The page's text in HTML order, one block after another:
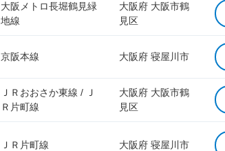
大阪メトロ長堀鶴見緑
地線
大阪府 大阪市鶴
見区
京阪本線 大阪府 寝屋川市
ＪＲおおさか東線 / Ｊ
Ｒ片町線
大阪府 大阪市鶴
見区
ＪＲ片町線 大阪府 寝屋川市